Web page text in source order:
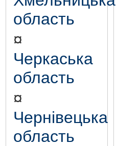
область
¤
Черкаська
область
¤
Чернівецька
область